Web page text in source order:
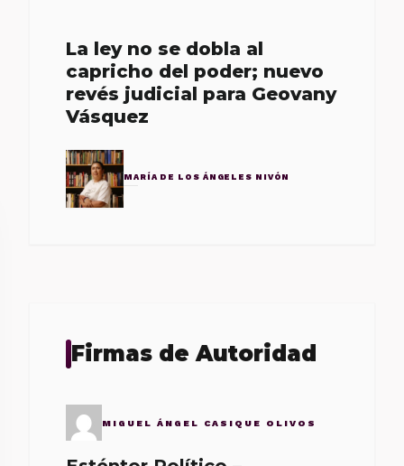
La ley no se dobla al
capricho del poder; nuevo
revés judicial para Geovany
Vásquez
MARÍA DE LOS ÁNGELES NIVÓN
Firmas de Autoridad
MIGUEL ÁNGEL CASIQUE OLIVOS